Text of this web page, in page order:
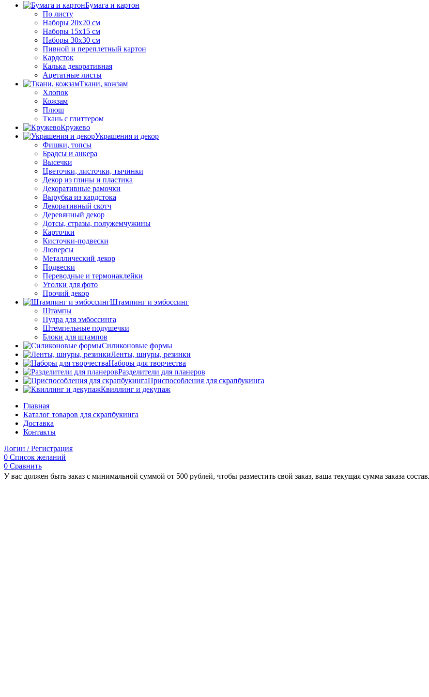
Бумага и картон
По листу
Наборы 20х20 см
Наборы 15х15 см
Наборы 30х30 см
Пивной и переплетный картон
Кардсток
Калька декоративная
Ацетатные листы
Ткани, кожзам
Хлопок
Кожзам
Плюш
Ткань с глиттером
Кружево
Украшения и декор
Фишки, топсы
Брадсы и анкера
Высечки
Цветочки, листочки, тычинки
Декор из глины и пластика
Декоративные рамочки
Вырубка из кардстока
Декоративный скотч
Деревянный декор
Дотсы, стразы, полужемчужины
Карточки
Кисточки-подвески
Люверсы
Металлический декор
Подвески
Переводные и термонаклейки
Уголки для фото
Прочий декор
Штампинг и эмбоссинг
Штампы
Пудра для эмбоссинга
Штемпельные подушечки
Блоки для штампов
Силиконовые формы
Ленты, шнуры, резинки
Наборы для творчества
Разделители для планеров
Приспособления для скрапбукинга
Квиллинг и декупаж
Главная
Каталог товаров для скрапбукинга
Доставка
Контакты
Логин / Регистрация
0 Список желаний
0 Сравнить
У вас должен быть заказ с минимальной суммой от 500 рублей, чтобы разместить свой заказ, ваша текущая сумма заказа